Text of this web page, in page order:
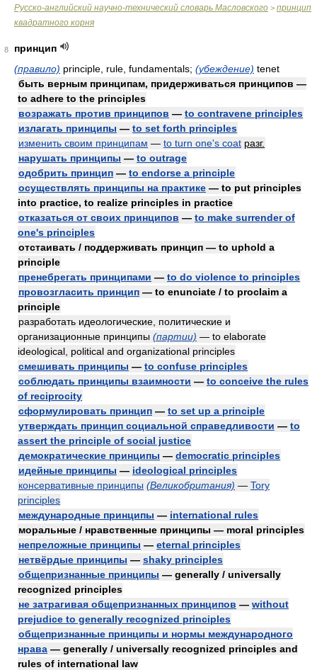
Русско-английский научно-технический словарь Масловского > принцип
квадратного корня
8
принцип
(правило) principle, rule, fundamentals; (убеждение) tenet
быть верным принципам, придерживаться принципов —
to adhere to the principles
возражать против принципов — to contravene principles
излагать принципы — to set forth principles
изменить своим принципам — to turn one's coat разг.
нарушать принципы — to outrage
одобрить принцип — to endorse a principle
осуществлять принципы на практике — to put principles
into practice, to realize principles in practice
отказаться от своих принципов — to make surrender of
one's principles
отстаивать / поддерживать принцип — to uphold a
principle
пренебрегать принципами — to do violence to principles
провозгласить принцип — to enunciate / to proclaim a
principle
разработать идеологические, политические и
организационные принципы (партии) — to elaborate
ideological, political and organizational principles
смешивать принципы — to confuse principles
соблюдать принципы взаимности — to conceive the rules
of reciprocity
сформулировать принцип — to set up a principle
утверждать принцип социальной справедливости — to
assert the principle of social justice
демократические принципы — democratic principles
идейные принципы — ideological principles
консервативные принципы (Великобритания) — Tory
principles
международные принципы — international rules
моральные / нравственные принципы — moral principles
непреложные принципы — eternal principles
нетвёрдые принципы — shaky principles
общепризнанные принципы — generally / universally
recognized principles
не затрагивая общепризнанных принципов — without
prejudice to generally recognized principles
общепризнанные принципы и нормы международного
нрава — generally / universally recognized principles and
rules of international law